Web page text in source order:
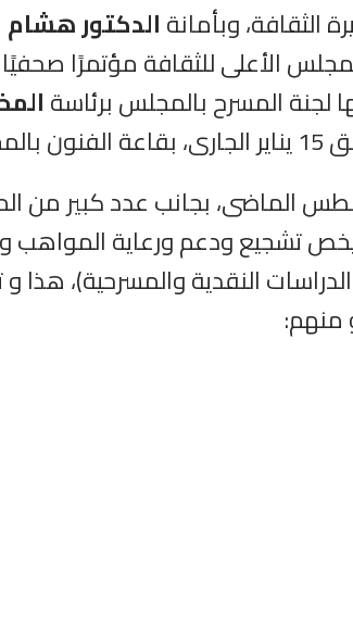
الثقافة، وبأمانةالدكتور
الأعلى للثقافة مؤتمرًا
لجنة المسرح بالمجلس برئاسة
الماضى، بجانب عدد كبير من
ودعم ورعاية المواهب
النقدية والمسرحية)،
منهم: